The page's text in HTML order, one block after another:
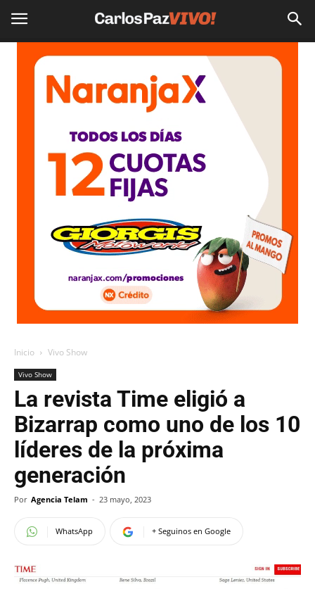
Inicio Vivo Show
Vivo Show
La revista Time eligió a
Bizarrap como uno de los 10
líderes de la próxima
generación
Por Agencia Telam - 23 mayo, 2023
WhatsApp + Seguinos en Google